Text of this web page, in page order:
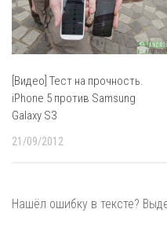
[Видео] Тест на прочность.
iPhone 5 против Samsung
Galaxy S3
21/09/2012
Нашёл ошибку в тексте?